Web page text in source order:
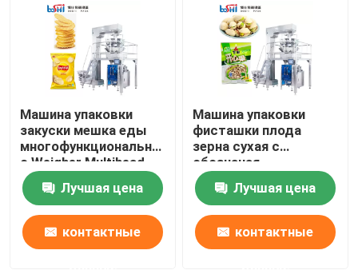
Машина упаковки
закуски мешка еды
многофункциональная
с Weigher Multihead
Лучшая цена
контактные
Машина упаковки
фисташки плода
зерна сухая с
обозначая
герметизируя
печатанием даты
Лучшая цена
контактные